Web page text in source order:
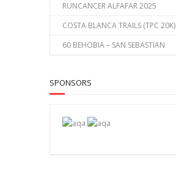
RUNCANCER ALFAFAR 2025
COSTA BLANCA TRAILS (TPC 20K)
60 BEHOBIA – SAN SEBASTIAN
SPONSORS